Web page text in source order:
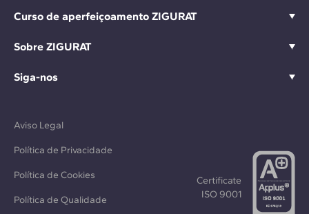
Curso de aperfeiçoamento ZIGURAT
Sobre ZIGURAT
Siga-nos
Aviso Legal
Política de Privacidade
Política de Cookies
Política de Qualidade
Certificate
ISO 9001